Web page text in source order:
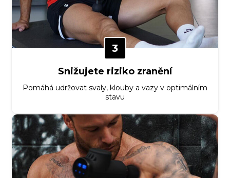
3
Snižujete riziko zranění
Pomáhá udržovat svaly, klouby a vazy v optimálním
stavu